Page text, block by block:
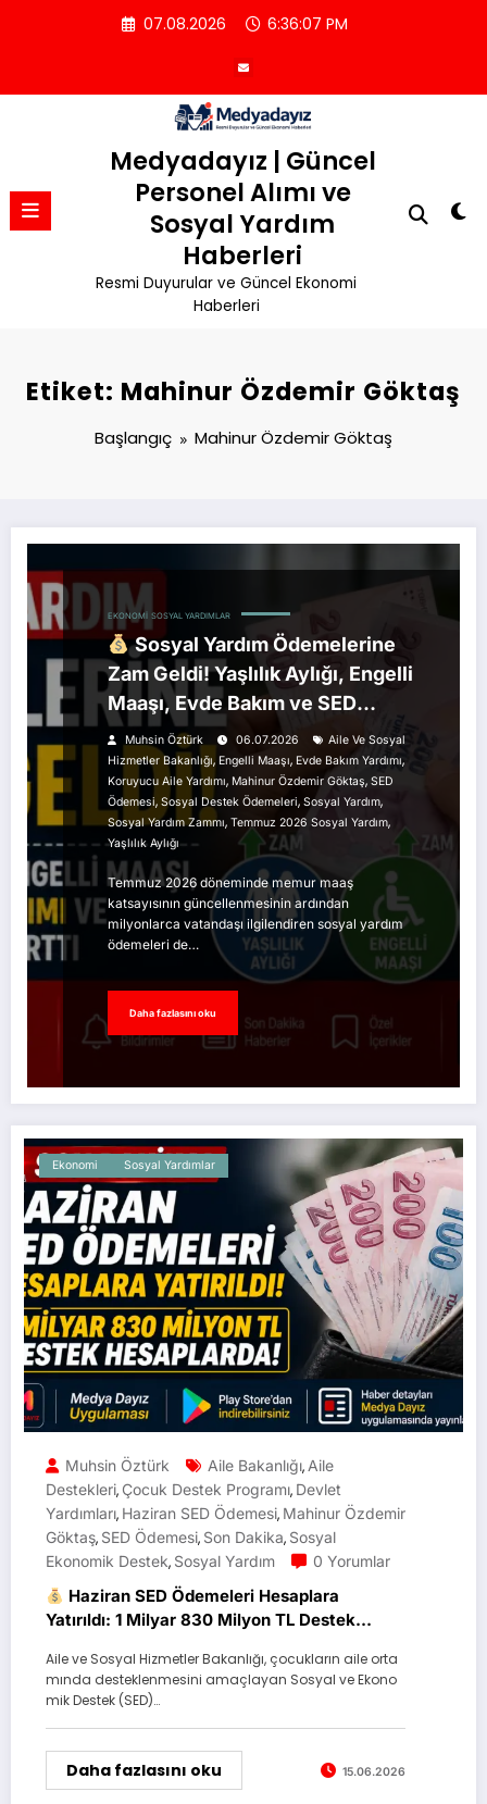
07.08.2026 6:36:07 PM
Medyadayız | Güncel
Personel Alımı ve
Sosyal Yardım
Haberleri
Resmi Duyurular ve Güncel Ekonomi
Haberleri
Etiket: Mahinur Özdemir Göktaş
Başlangıç Mahinur Özdemir Göktaş
EKONOMI SOSYAL YARDIMLAR
Sosyal Yardım Ödemelerine
Zam Geldi! Yaşlılık Aylığı, Engelli
Maaşı, Evde Bakım ve SED
Yardımları Arttı
Muhsin Öztürk 06.07.2026
Aile Ve Sosyal
Hizmetler Bakanlığı, Engelli Maaşı, Evde Bakım Yardımı,
Koruyucu Aile Yardımı, Mahinur Özdemir Göktaş, SED
Ödemesi, Sosyal Destek Ödemeleri, Sosyal Yardım,
Sosyal Yardım Zammı, Temmuz 2026 Sosyal Yardım,
Yaşlılık Aylığı
Temmuz 2026 döneminde memur maaş
katsayısının güncellenmesinin ardından
milyonlarca vatandaşı ilgilendiren sosyal yardım
ödemeleri de…
Daha fazlasını oku
Ekonomi Sosyal Yardımlar
Muhsin Öztürk Aile Bakanlığı, Aile
Destekleri, Çocuk Destek Programı, Devlet
Yardımları, Haziran SED Ödemesi, Mahinur Özdemir
Göktaş, SED Ödemesi, Son Dakika, Sosyal
Ekonomik Destek, Sosyal Yardım 0 Yorumlar
Haziran SED Ödemeleri Hesaplara
Yatırıldı: 1 Milyar 830 Milyon TL Destek
Aile ve Sosyal Hizmetler Bakanlığı, çocukların aile orta
mında desteklenmesini amaçlayan Sosyal ve Ekono
mik Destek (SED)…
Daha fazlasını oku 15.06.2026